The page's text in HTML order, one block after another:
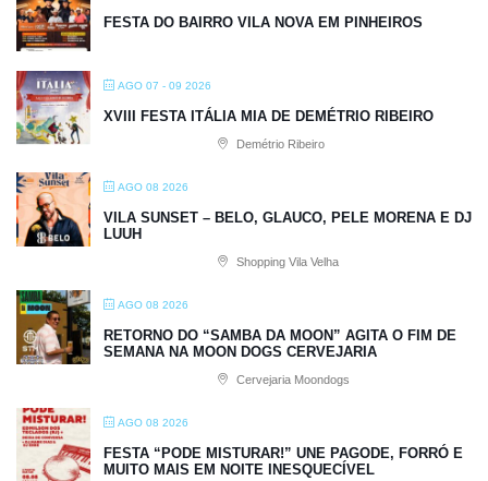
FESTA DO BAIRRO VILA NOVA EM PINHEIROS
AGO 07 - 09 2026
XVIII FESTA ITÁLIA MIA DE DEMÉTRIO RIBEIRO
Demétrio Ribeiro
AGO 08 2026
VILA SUNSET – BELO, GLAUCO, PELE MORENA E DJ
LUUH
Shopping Vila Velha
AGO 08 2026
RETORNO DO “SAMBA DA MOON” AGITA O FIM DE
SEMANA NA MOON DOGS CERVEJARIA
Cervejaria Moondogs
AGO 08 2026
FESTA “PODE MISTURAR!” UNE PAGODE, FORRÓ E
MUITO MAIS EM NOITE INESQUECÍVEL